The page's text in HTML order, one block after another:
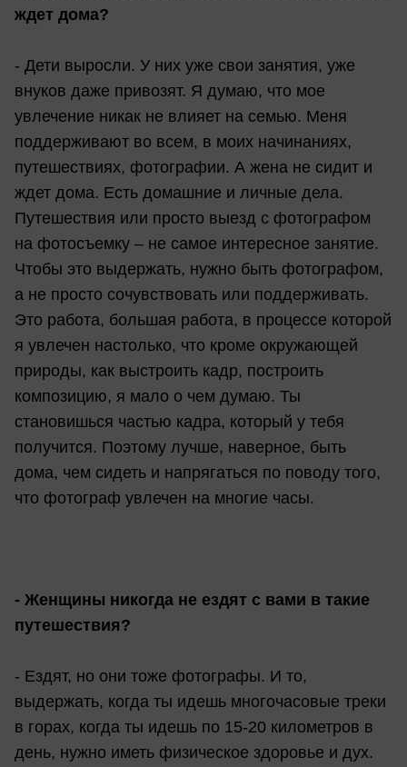
ждет дома?
- Дети выросли. У них уже свои занятия, уже
внуков даже привозят. Я думаю, что мое
увлечение никак не влияет на семью. Меня
поддерживают во всем, в моих начинаниях,
путешествиях, фотографии. А жена не сидит и
ждет дома. Есть домашние и личные дела.
Путешествия или просто выезд с фотографом
на фотосъемку – не самое интересное занятие.
Чтобы это выдержать, нужно быть фотографом,
а не просто сочувствовать или поддерживать.
Это работа, большая работа, в процессе которой
я увлечен настолько, что кроме окружающей
природы, как выстроить кадр, построить
композицию, я мало о чем думаю. Ты
становишься частью кадра, который у тебя
получится. Поэтому лучше, наверное, быть
дома, чем сидеть и напрягаться по поводу того,
что фотограф увлечен на многие часы.
- Женщины никогда не ездят с вами в такие
путешествия?
- Ездят, но они тоже фотографы. И то,
выдержать, когда ты идешь многочасовые треки
в горах, когда ты идешь по 15-20 километров в
день, нужно иметь физическое здоровье и дух.